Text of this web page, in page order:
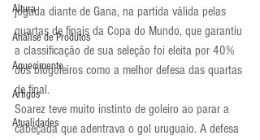
Altura
Análise de Produtos
Aquecimento
Artigos
Atualidades
jogada diante de Gana, na partida válida pelas
quartas de finais da Copa do Mundo, que garantiu
a classificação de sua seleção foi eleita por 40%
dos blogoleiros como a melhor defesa das quartas
de final.
Soarez teve muito instinto de goleiro ao parar a
cabeçada que adentrava o gol uruguaio. A defesa